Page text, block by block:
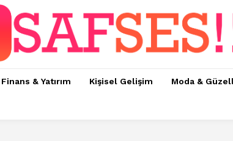
Finans & Yatırım Kişisel Gelişim Moda &